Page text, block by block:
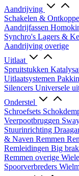
Aandrijving
Schakelen &
Aandrijfassen
Synchro's Lagers &
Aandrijving overige
Uitlaat
Spruitstukken
Uitlaatsystemen
Silencers Universele
Onderstel
Schroefsets
Veerpootbruggen
Stuurinrichting
& Naven Remmen
Remleidingen Big
Remmen overige
Spoorverbreders